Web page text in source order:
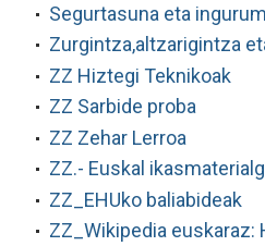
Segurtasuna eta
Zurgintza,altzarigintza
ZZ Hiztegi Teknikoak
ZZ Sarbide proba
ZZ Zehar Lerroa
ZZ.- Euskal
ZZ_EHUko baliabideak
ZZ_Wikipedia euskaraz: